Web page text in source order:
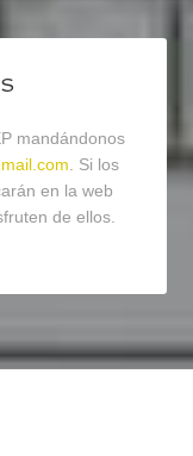
mandándonos
. Si los
en la web
de ellos.